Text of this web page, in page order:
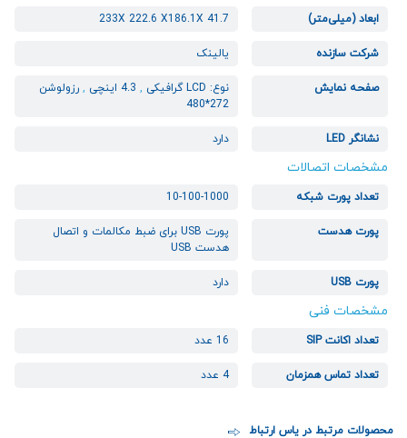
ابعاد (میلی‌متر) 233X 222.6 X186.1X 41.7
شرکت سازنده یالینک
صفحه نمایش نوع: LCD گرافیکی , 4.3 اینچی ,رزولوشن
272*480
نشانگر LED دارد
مشخصات اتصالات
تعداد پورت شبکه 10-100-1000
پورت هدست
پورت USB برای ضبط مکالمات و اتصال
هدست USB
پورت USB دارد
مشخصات فنی
تعداد اکانت SIP 16 عدد
تعداد تماس همزمان 4 عدد
محصولات مرتبط در یاس ارتباط